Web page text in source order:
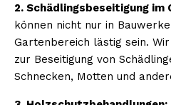
2. Schädlingsbeseitigung im
können nicht nur in
Gartenbereich lästig sein.
zur Beseitigung von
Schnecken, Motten und